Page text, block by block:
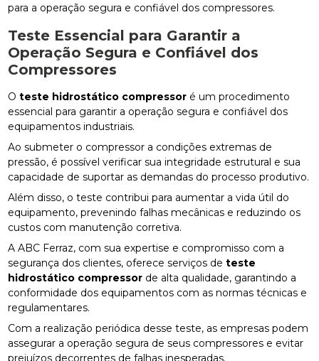
para a operação segura e confiável dos compressores.
Teste Essencial para Garantir a
Operação Segura e Confiável dos
Compressores
Oteste hidrostático compressor é um procedimento
essencial para garantir a operação segura e confiável dos
equipamentos industriais.
Ao submeter o compressor a condições extremas de
pressão, é possível verificar sua integridade estrutural e sua
capacidade de suportar as demandas do processo produtivo.
Além disso, o teste contribui para aumentar a vida útil do
equipamento, prevenindo falhas mecânicas e reduzindo os
custos com manutenção corretiva.
A ABC Ferraz, com sua expertise e compromisso com a
segurança dos clientes, oferece serviços deteste
hidrostático compressor de alta qualidade, garantindo a
conformidade dos equipamentos com as normas técnicas e
regulamentares.
Com a realização periódica desse teste, as empresas podem
assegurar a operação segura de seus compressores e evitar
prejuízos decorrentes de falhas inesperadas.